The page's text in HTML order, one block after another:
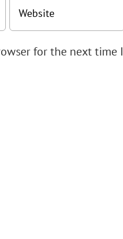
for the next time I